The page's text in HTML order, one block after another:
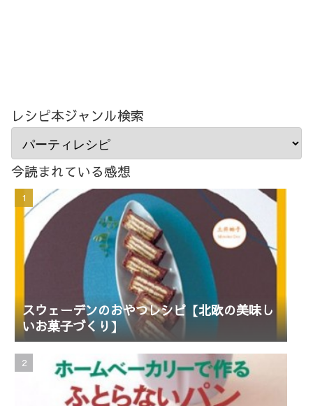
レシピ本ジャンル検索
今読まれている感想
スウェーデンのおやつレシピ【北欧の美味し
いお菓子づくり】